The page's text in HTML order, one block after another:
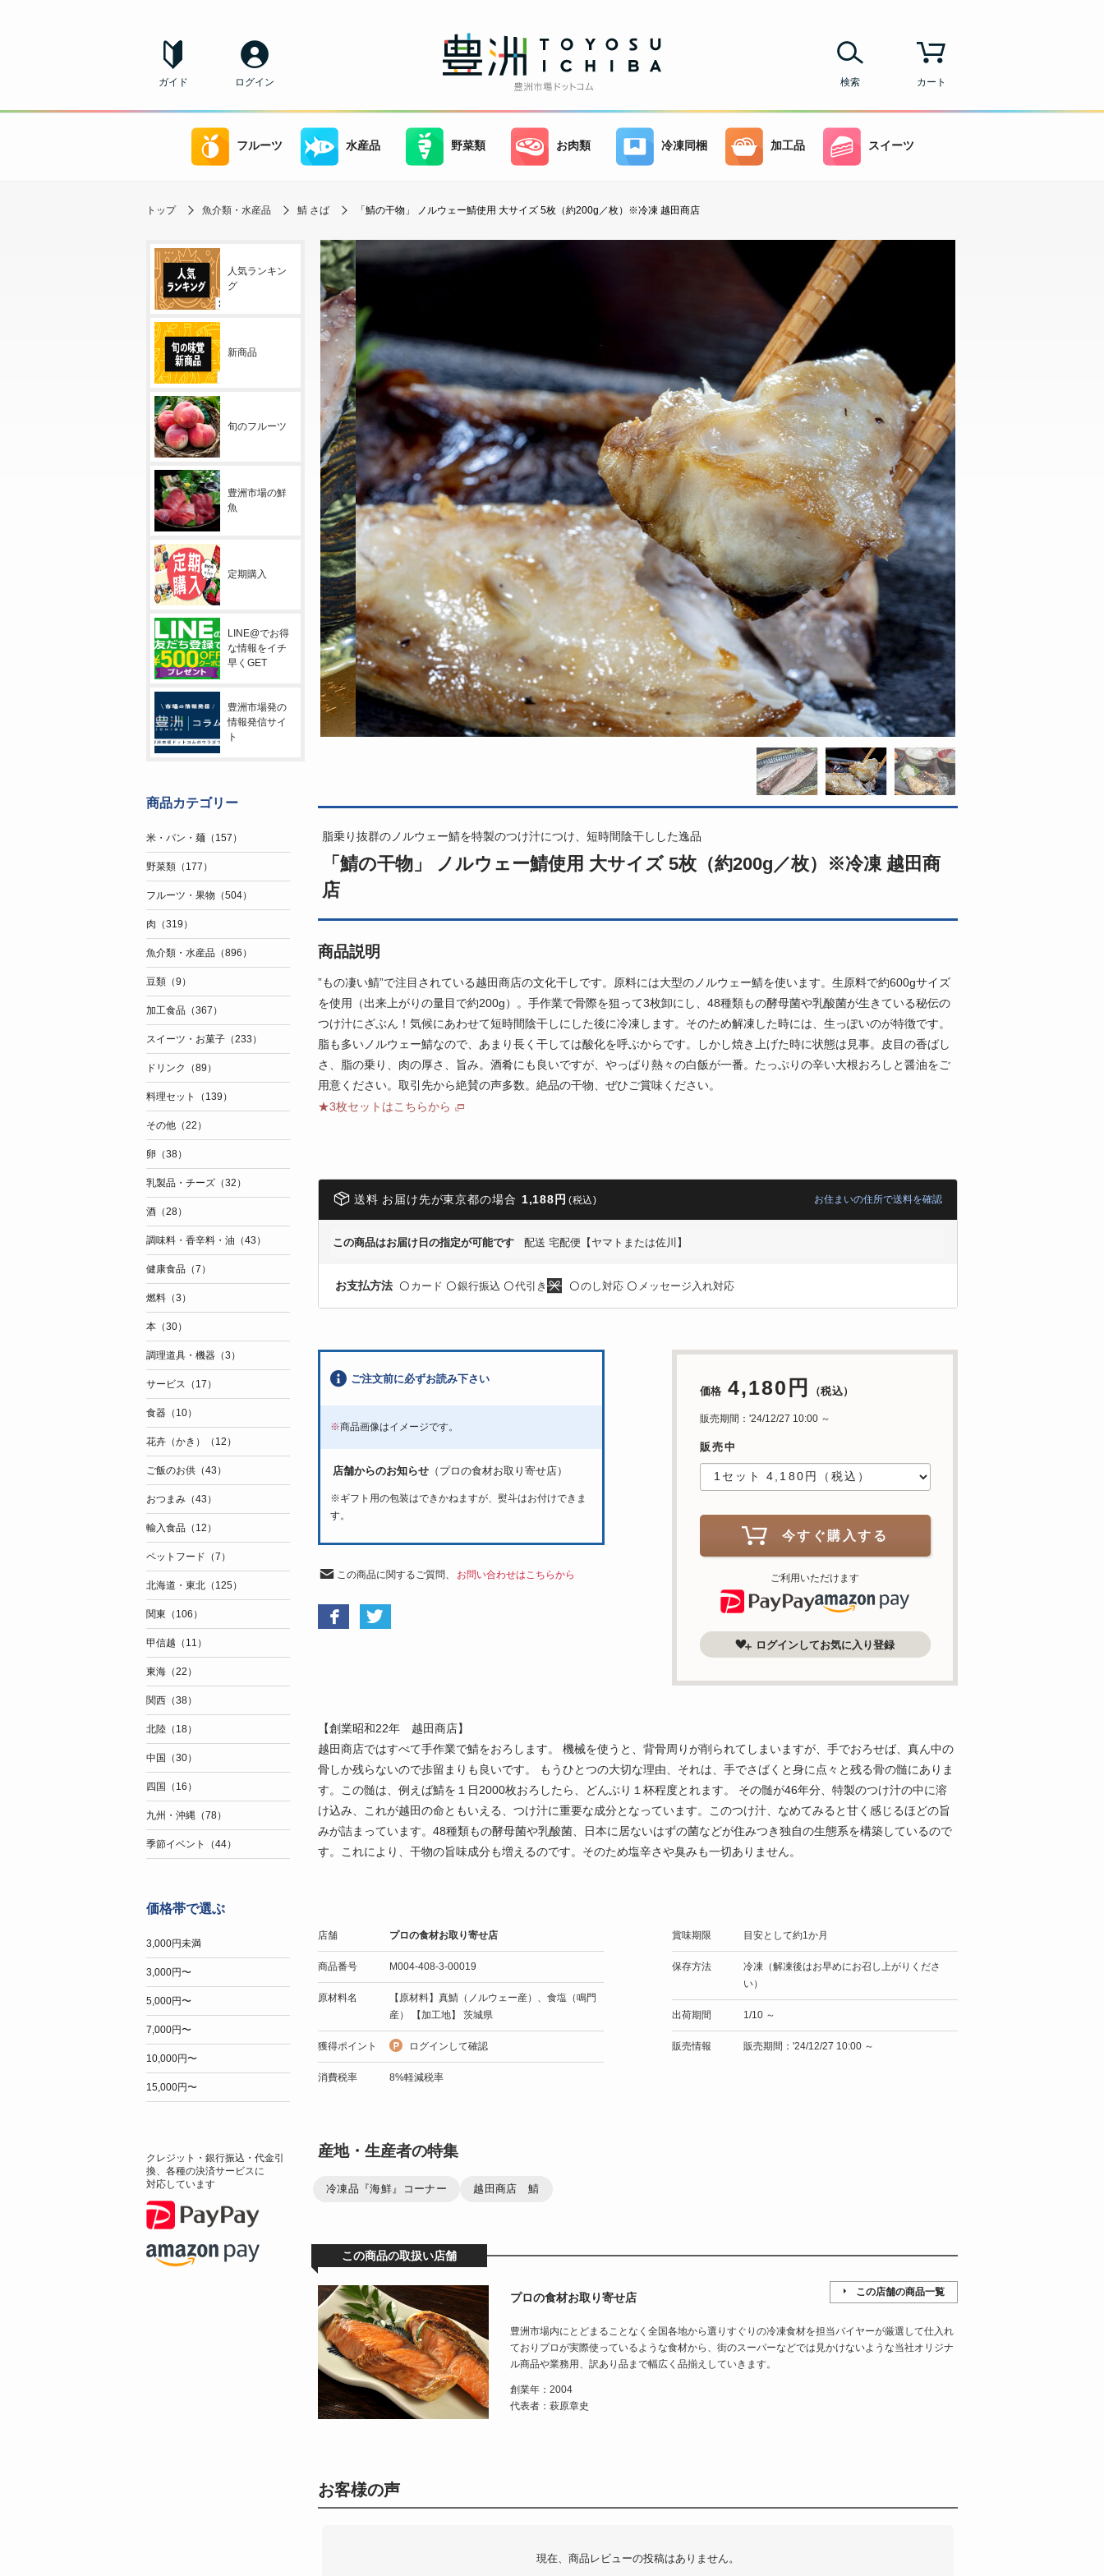
ガイド ログイン カート
検索
フルーツ 水産品 野菜類 お肉類 冷凍同梱 加工品 スイーツ
トップ 魚介類・水産品 鯖 さば 「鯖の干物」 ノルウェー鯖使用 大サイズ 5枚（約200g／枚）※冷凍 越田商店
脂乗り抜群のノルウェー鯖を特製のつけ汁につけ、短時間陰干しした逸品
「鯖の干物」 ノルウェー鯖使用 大サイズ 5枚（約200g／枚）※冷凍 越田商
店
商品説明
”もの凄い鯖”で注目されている越田商店の文化干しです。原料には大型のノルウェー鯖を使います。生原料で約600gサイズ
を使用（出来上がりの量目で約200g）。手作業で骨際を狙って3枚卸にし、48種類もの酵母菌や乳酸菌が生きている秘伝の
つけ汁にざぶん！気候にあわせて短時間陰干しにした後に冷凍します。そのため解凍した時には、生っぽいのが特徴です。
脂も多いノルウェー鯖なので、あまり長く干しては酸化を呼ぶからです。しかし焼き上げた時に状態は見事。皮目の香ばし
さ、脂の乗り、肉の厚さ、旨み。酒肴にも良いですが、やっぱり熱々の白飯が一番。たっぷりの辛い大根おろしと醤油をご
用意ください。取引先から絶賛の声多数。絶品の干物、ぜひご賞味ください。
★3枚セットはこちらから
送料 お届け先が東京都の場合 1,188円 (税込) お住まいの住所で送料を確認
この商品はお届け日の指定が可能です 配送 宅配便【ヤマトまたは佐川】
お支払方法 〇 カード 〇銀行振込 〇代引き 〇のし対応 〇 メッセージ入れ対応
価格 4,180円 （税込）
販売期間：'24/12/27 10:00 ～
販売中
今すぐ購入する
ご利用いただけます
ログインしてお気に入り登録
ご注文前に必ずお読み下さい
※商品画像はイメージです。
店舗からのお知らせ（プロの食材お取り寄せ店）
※ギフト用の包装はできかねますが、熨斗はお付けできま
す。
この商品に関するご質問、 お問い合わせはこちらから
【創業昭和22年 越田商店】
越田商店ではすべて手作業で鯖をおろします。 機械を使うと、背骨周りが削られてしまいますが、手でおろせば、真ん中の
骨しか残らないので歩留まりも良いです。 もうひとつの大切な理由、それは、手でさばくと身に点々と残る骨の髄にありま
す。この髄は、例えば鯖を１日2000枚おろしたら、どんぶり１杯程度とれます。 その髄が46年分、特製のつけ汁の中に溶
け込み、これが越田の命ともいえる、つけ汁に重要な成分となっています。このつけ汁、なめてみると甘く感じるほどの旨
みが詰まっています。48種類もの酵母菌や乳酸菌、日本に居ないはずの菌などが住みつき独自の生態系を構築しているので
す。これにより、干物の旨味成分も増えるのです。そのため塩辛さや臭みも一切ありません。
店舗 プロの食材お取り寄せ店
商品番号 M004-408-3-00019
原材料名
【原材料】真鯖（ノルウェー産）、食塩（鳴門
産） 【加工地】 茨城県
獲得ポイント ログインして確認
消費税率 8%軽減税率
賞味期限 目安として約1か月
保存方法
冷凍（解凍後はお早めにお召し上がりくださ
い）
出荷期間 1/10 ～
販売情報 販売期間：'24/12/27 10:00 ～
産地・生産者の特集
冷凍品『海鮮』コーナー 越田商店 鯖
この商品の取扱い店舗
プロの食材お取り寄せ店 この店舗の商品一覧
豊洲市場内にとどまることなく全国各地から選りすぐりの冷凍食材を担当バイヤーが厳選して仕入れ
ておりプロが実際使っているような食材から、街のスーパーなどでは見かけないような当社オリジナ
ル商品や業務用、訳あり品まで幅広く品揃えしていきます。
創業年：2004
代表者：萩原章史
お客様の声
現在、商品レビューの投稿はありません。
人気ランキン
グ
新商品
旬のフルーツ
豊洲市場の鮮
魚
定期購入
LINE@でお得
な情報をイチ
早くGET
豊洲市場発の
情報発信サイ
ト
商品カテゴリー
米・パン・麺（157）
野菜類（177）
フルーツ・果物（504）
肉（319）
魚介類・水産品（896）
豆類（9）
加工食品（367）
スイーツ・お菓子（233）
ドリンク（89）
料理セット（139）
その他（22）
卵（38）
乳製品・チーズ（32）
酒（28）
調味料・香辛料・油（43）
健康食品（7）
燃料（3）
本（30）
調理道具・機器（3）
サービス（17）
食器（10）
花卉（かき）（12）
ご飯のお供（43）
おつまみ（43）
輸入食品（12）
ペットフード（7）
北海道・東北（125）
関東（106）
甲信越（11）
東海（22）
関西（38）
北陸（18）
中国（30）
四国（16）
九州・沖縄（78）
季節イベント（44）
価格帯で選ぶ
3,000円未満
3,000円〜
5,000円〜
7,000円〜
10,000円〜
15,000円〜
クレジット・銀行振込・代金引
換、各種の決済サービスに
対応しています